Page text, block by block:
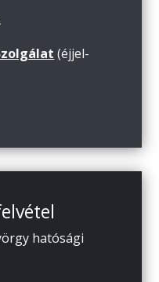
(éjjel-
hatósági